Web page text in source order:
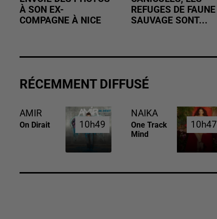
À SON EX-
COMPAGNE À NICE
REFUGES DE FAUNE
SAUVAGE SONT...
RÉCEMMENT DIFFUSÉ
AMIR
On Dirait 10h49
10h49
NAIKA
One Track
Mind
10h47
10h47